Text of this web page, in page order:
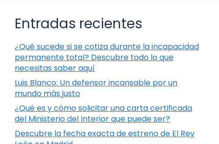
Entradas recientes
¿Qué sucede si se cotiza durante la incapacidad
permanente total? Descubre todo lo que
necesitas saber aquí
Luis Blanco: Un defensor incansable por un
mundo más justo
¿Qué es y cómo solicitar una carta certificada
del Ministerio del Interior que puede ser?
Descubre la fecha exacta de estreno de El Rey